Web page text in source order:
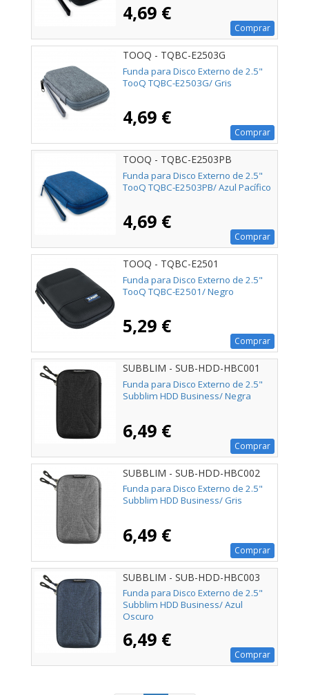
4,69 €
Comprar
TOOQ - TQBC-E2503G
Funda para Disco Externo de 2.5"
TooQ TQBC-E2503G/ Gris
4,69 €
Comprar
TOOQ - TQBC-E2503PB
Funda para Disco Externo de 2.5"
TooQ TQBC-E2503PB/ Azul Pacífico
4,69 €
Comprar
TOOQ - TQBC-E2501
Funda para Disco Externo de 2.5"
TooQ TQBC-E2501/ Negro
5,29 €
Comprar
SUBBLIM - SUB-HDD-HBC001
Funda para Disco Externo de 2.5"
Subblim HDD Business/ Negra
6,49 €
Comprar
SUBBLIM - SUB-HDD-HBC002
Funda para Disco Externo de 2.5"
Subblim HDD Business/ Gris
6,49 €
Comprar
SUBBLIM - SUB-HDD-HBC003
Funda para Disco Externo de 2.5"
Subblim HDD Business/ Azul
Oscuro
6,49 €
Comprar